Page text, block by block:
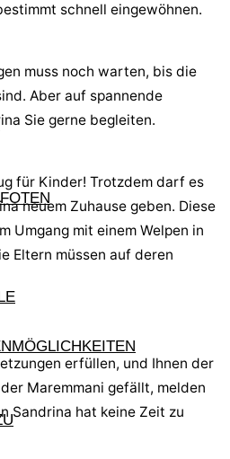
schnell eingewöhnen.
muss noch warten, bis die
Aber auf spannende
Sie gerne begleiten.
für Kinder! Trotzdem darf es
neuem Zuhause geben. Diese
Umgang mit einem Welpen in
Eltern müssen auf deren
erfüllen, und Ihnen der
Maremmani gefällt, melden
Sandrina hat keine Zeit zu